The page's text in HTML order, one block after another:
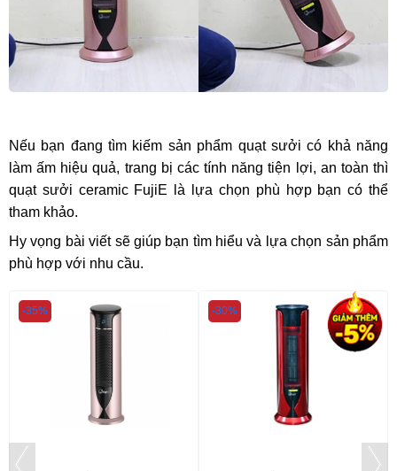
Nếu bạn đang tìm kiếm sản phẩm quạt sưởi có khả năng
làm ấm hiệu quả, trang bị các tính năng tiện lợi, an toàn thì
quạt sưởi ceramic FujiE là lựa chọn phù hợp bạn có thể
tham khảo.
Hy vọng bài viết sẽ giúp bạn tìm hiểu và lựa chọn sản phẩm
phù hợp với nhu cầu.
-35% -30%